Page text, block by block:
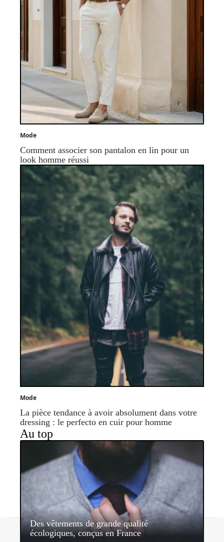
Mode
Comment associer son pantalon en lin pour un
look homme réussi
Mode
La pièce tendance à avoir absolument dans votre
dressing : le perfecto en cuir pour homme
Au top
Des vêtements de grande qualité
écologiques, conçus en France
Contact Mentions légales Sitemap